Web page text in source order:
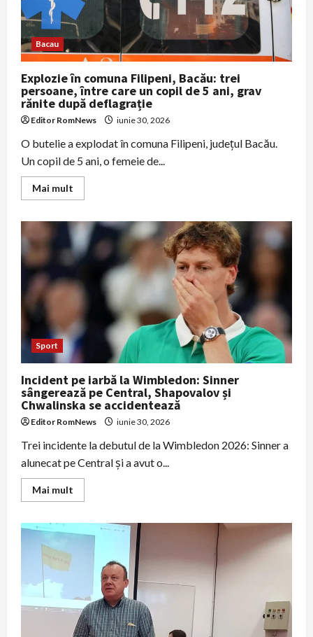
Bacau
Explozie în comuna Filipeni, Bacău: trei
persoane, între care un copil de 5 ani, grav
rănite după deflagrație
Editor RomNews iunie 30, 2026
O butelie a explodat în comuna Filipeni, județul Bacău.
Un copil de 5 ani, o femeie de...
Mai mult
more
în
comuna
Filipeni,
Bacău:
trei
persoane,
între
de
5
ani,
grav
rănite
după
deflagrație
Sport
Incident pe iarbă la Wimbledon: Sinner
sângerează pe Central, Shapovalov și
Chwalinska se accidentează
Editor RomNews iunie 30, 2026
Trei incidente la debutul de la Wimbledon 2026: Sinner a
alunecat pe Central și a avut o...
Mai mult
more
iarbă
Wimbledon:
Sinner
sângerează
Central,
Shapovalov
și
Chwalinska